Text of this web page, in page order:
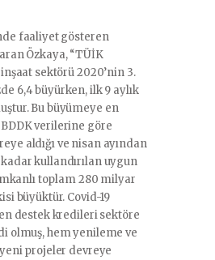
faaliyet gösteren
Özkaya, “TÜİK
sektörü 2020’nin 3.
6,4 büyürken, ilk 9 aylık
Bu büyümeye en
BDDK verilerine göre
aldığı ve nisan ayından
kadar kullandırılan uygun
toplam 280 milyar
büyüktür. Covid-19
destek kredileri sektöre
olmuş, hem yenileme ve
projeler devreye